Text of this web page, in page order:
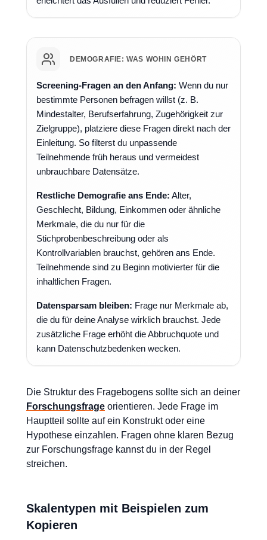
DEMOGRAFIE: WAS WOHIN GEHÖRT
Screening-Fragen an den Anfang: Wenn du nur
bestimmte Personen befragen willst (z. B.
Mindestalter, Berufserfahrung, Zugehörigkeit zur
Zielgruppe), platziere diese Fragen direkt nach der
Einleitung. So filterst du unpassende
Teilnehmende früh heraus und vermeidest
unbrauchbare Datensätze.
Restliche Demografie ans Ende: Alter,
Geschlecht, Bildung, Einkommen oder ähnliche
Merkmale, die du nur für die
Stichprobenbeschreibung oder als
Kontrollvariablen brauchst, gehören ans Ende.
Teilnehmende sind zu Beginn motivierter für die
inhaltlichen Fragen.
Datensparsam bleiben: Frage nur Merkmale ab,
die du für deine Analyse wirklich brauchst. Jede
zusätzliche Frage erhöht die Abbruchquote und
kann Datenschutzbedenken wecken.
Die Struktur des Fragebogens sollte sich an deiner
Forschungsfrage orientieren. Jede Frage im
Hauptteil sollte auf ein Konstrukt oder eine
Hypothese einzahlen. Fragen ohne klaren Bezug
zur Forschungsfrage kannst du in der Regel
streichen.
Skalentypen mit Beispielen zum
Kopieren